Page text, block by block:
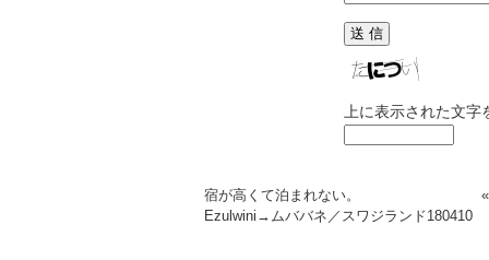
上に表示された文
宿が高くて泊まれない。
Ezulwini→ムババネ／スワジランド180410